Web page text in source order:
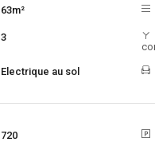
63m²
3
Electrique au sol
720